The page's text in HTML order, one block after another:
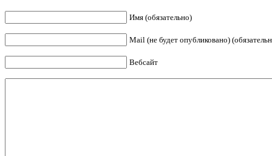
Имя (обязательно)
Mail (не будет опубликовано)
Вебсайт